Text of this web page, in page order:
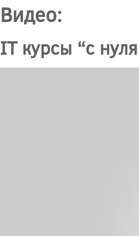
Видео:
IT курсы “с